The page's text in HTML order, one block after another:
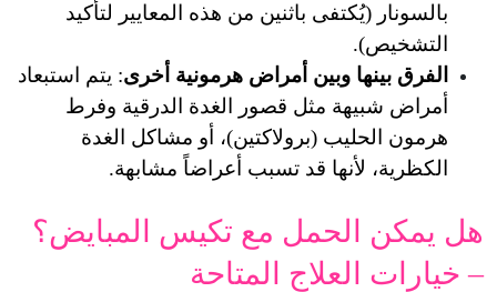
بالسونار (يُكتفى باثنين من هذه المعايير لتأكيد
وبين أمراض هرمونية أخرى
: يتم استبعاد
أمراض شبيهة مثل قصور الغدة الدرقية وفرط
قد تسبب أعراضاً مشابهة.
هل يمكن الحمل مع تكيس المبايض؟
المتاحة